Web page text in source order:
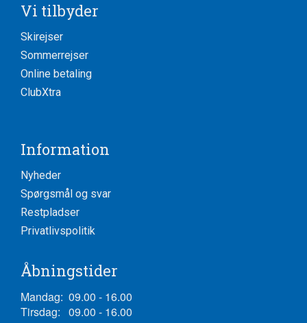
Vi tilbyder
Skirejser
Sommerrejser
Online betaling
ClubXtra
Information
Nyheder
Spørgsmål og svar
Restpladser
Privatlivspolitik
Åbningstider
Mandag: 09.00 - 16.00
Tirsdag: 09.00 - 16.00